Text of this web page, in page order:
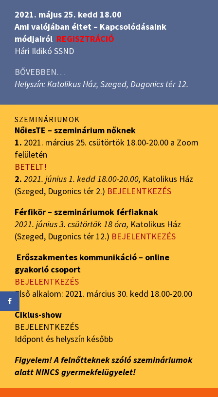
2021. május 25. kedd 18.00
Ami valójában éltet – Kapcsolódásaink
módjairól REGISZTRÁCIÓ
Hári Ildikó SSND
BŐVEBBEN…
Helyszín: Katolikus Ház, Szeged, Dugonics tér 12.
SZEMINÁRIUMOK
NőiesTE – szeminárium nőknek
1. 2021. március 25. csütörtök 18.00-20.00 a Zoom
felületén
BETELT!
2. 2021. június 1. kedd 18.00-20.00, Katolikus Ház
(Szeged, Dugonics tér 2.) BEJELENTKEZÉS
Férfikör – szemináriumok férfiaknak
2021. június 3. csütörtök 18 óra, Katolikus Ház
(Szeged, Dugonics tér 12.) BEJELENTKEZÉS
Erőszakmentes kommunikáció – online
gyakorló csoport
BEJELENTKEZÉS
Első alkalom: 2021. március 30. kedd 18.00-20.00
Ciklus-show
BEJELENTKEZÉS
Időpont és helyszín később
Figyelem! A felnőtteknek szóló szemináriumok
alatt NINCS gyermekfelügyelet!